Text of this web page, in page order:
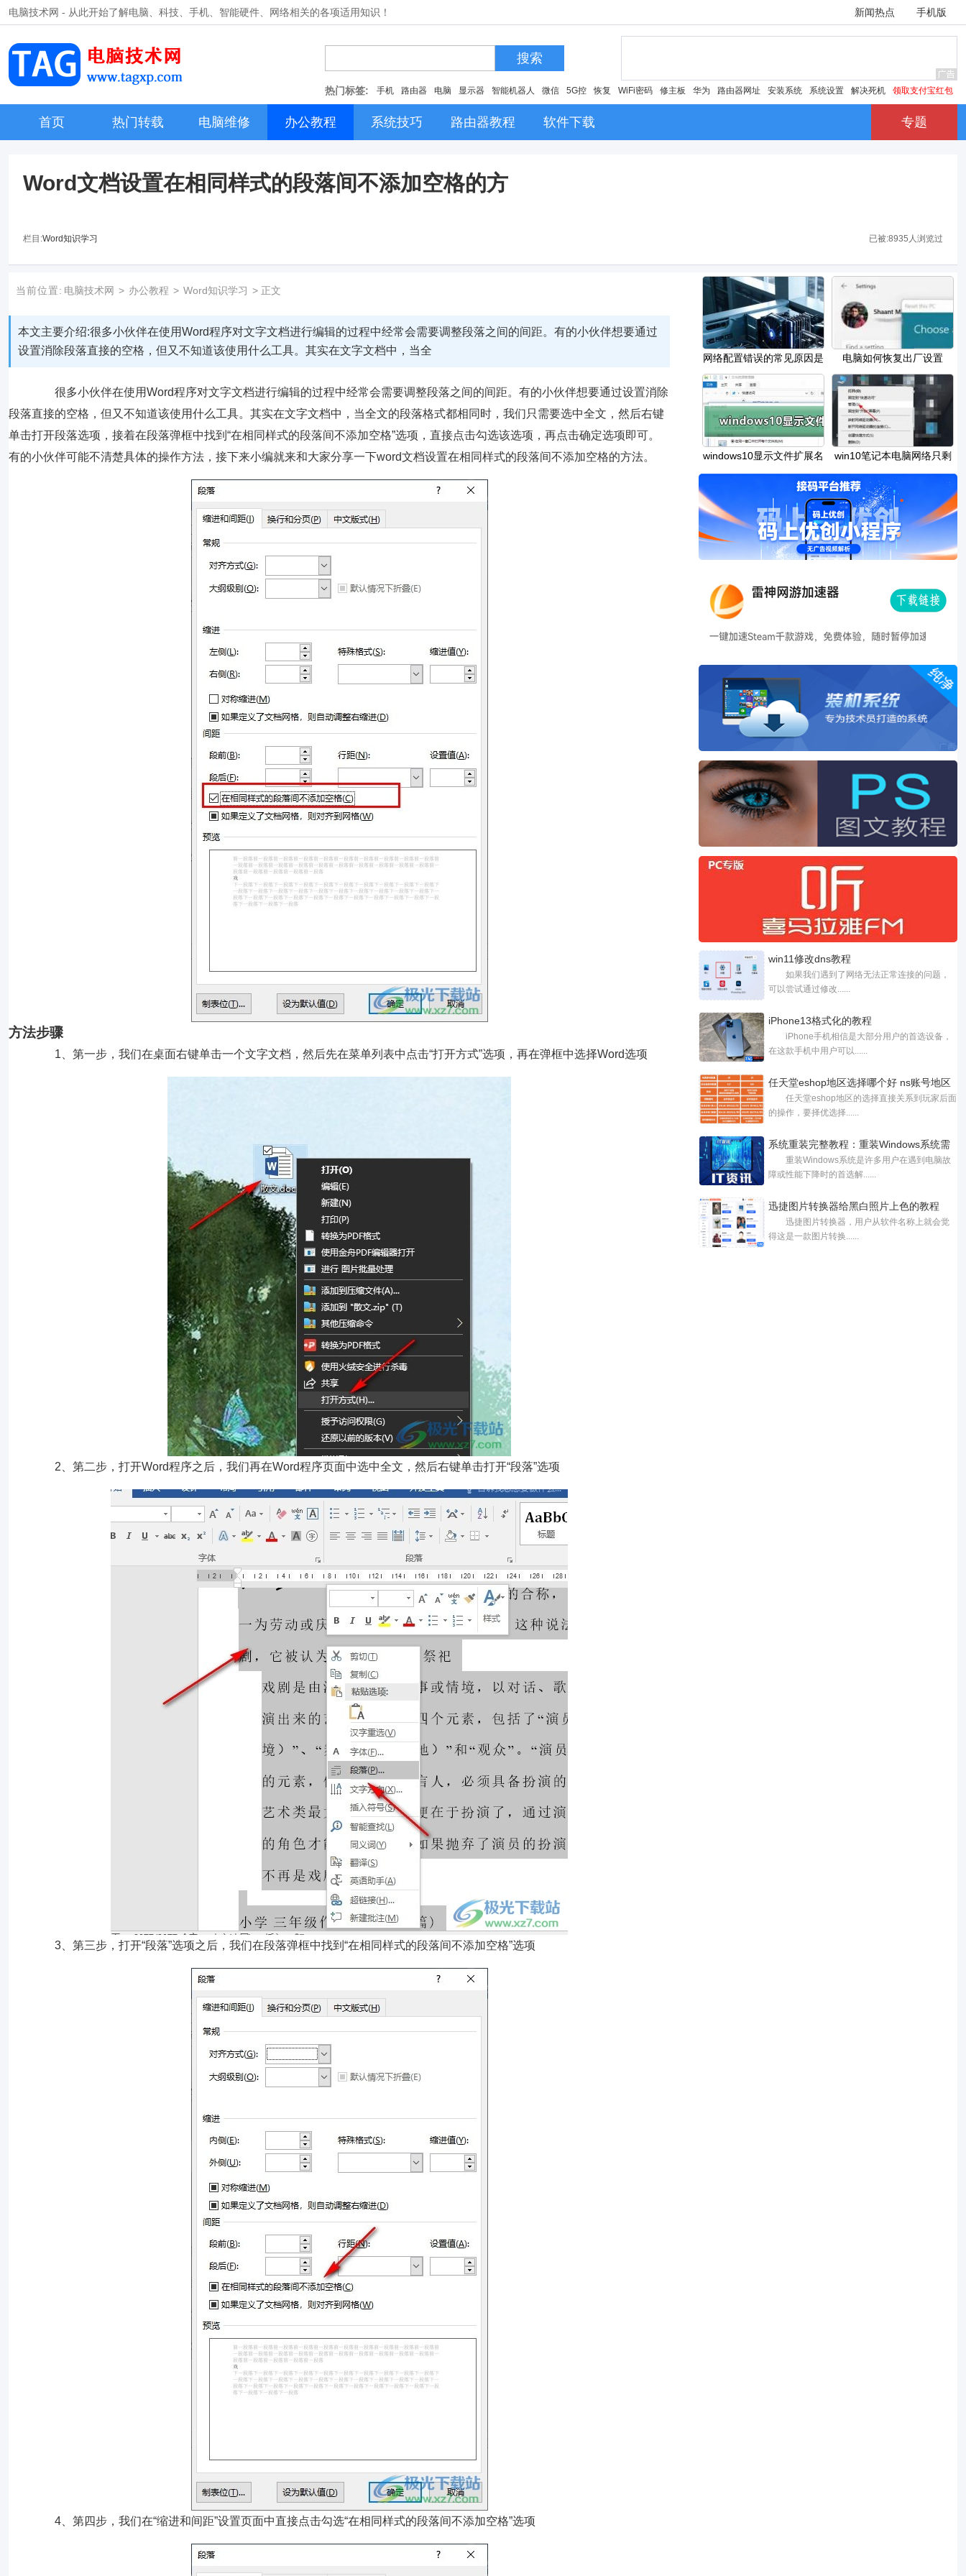
电脑技术网 - 从此开始了解电脑、科技、手机、智能硬件、网络相关的各项适用知识！ 新闻热点 手机版
搜索
热门标签: 手机 路由器 电脑 显示器 智能机器人 微信 5G控 恢复 WiFi密码 修主板 华为 路由器网址 安装系统 系统设置 解决死机 领取支付宝红包
首页 热门转载 电脑维修 办公教程 系统技巧 路由器教程 软件下载 专题
Word文档设置在相同样式的段落间不添加空格的方
栏目:Word知识学习 已被:8935人浏览过
当前位置: 电脑技术网 > 办公教程 > Word知识学习 > 正文
本文主要介绍:很多小伙伴在使用Word程序对文字文档进行编辑的过程中经常会需要调整段落之间的间距。有的小伙伴想要通过
设置消除段落直接的空格，但又不知道该使用什么工具。其实在文字文档中，当全
很多小伙伴在使用Word程序对文字文档进行编辑的过程中经常会需要调整段落之间的间距。有的小伙伴想要通过设置消除
段落直接的空格，但又不知道该使用什么工具。其实在文字文档中，当全文的段落格式都相同时，我们只需要选中全文，然后右键
单击打开段落选项，接着在段落弹框中找到“在相同样式的段落间不添加空格”选项，直接点击勾选该选项，再点击确定选项即可。
有的小伙伴可能不清楚具体的操作方法，接下来小编就来和大家分享一下word文档设置在相同样式的段落间不添加空格的方法。
方法步骤
1、第一步，我们在桌面右键单击一个文字文档，然后先在菜单列表中点击“打开方式”选项，再在弹框中选择Word选项
2、第二步，打开Word程序之后，我们再在Word程序页面中选中全文，然后右键单击打开“段落”选项
3、第三步，打开“段落”选项之后，我们在段落弹框中找到“在相同样式的段落间不添加空格”选项
4、第四步，我们在“缩进和间距”设置页面中直接点击勾选“在相同样式的段落间不添加空格”选项
网络配置错误的常见原因是
什么如何避免
电脑如何恢复出厂设置
win11_win11恢复出厂
windows10显示文件扩展名
设置方法
win10笔记本电脑网络只剩
飞行模式如何解
win11修改dns教程
如果我们遇到了网络无法正常连接的问题，
可以尝试通过修改......
​iPhone13格式化的教程
iPhone手机相信是大部分用户的首选设备，
在这款手机中用户可以......
任天堂eshop地区选择哪个好 ns账号地区
任天堂eshop地区的选择直接关系到玩家后面
的操作，要择优选择......
系统重装完整教程：重装Windows系统需
要注重装Windows系统是许多用户在遇到电脑故
障或性能下降时的首选解......
迅捷图片转换器给黑白照片上色的教程
迅捷图片转换器，用户从软件名称上就会觉
得这是一款图片转换......